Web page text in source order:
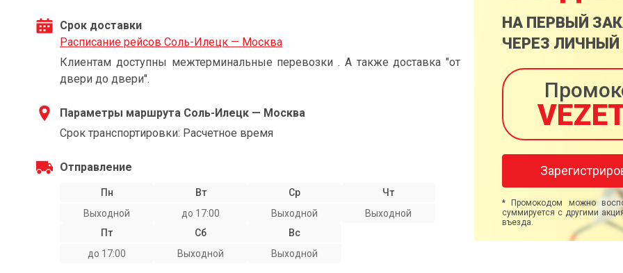
Срок доставки
Расписание рейсов Соль-Илецк — Москва
Клиентам доступны межтерминальные перевозки . А также доставка "от
двери до двери".
Параметры маршрута Соль-Илецк — Москва
Срок транспортировки: Расчетное время
Отправление
Пн
Выходной
Вт
до 17:00
Ср
Выходной
Чт
Выходной
Пт
до 17:00
Сб
Выходной
Вс
Выходной
НА ПЕРВЫЙ
ЧЕРЕЗ ЛИЧНЫЙ
* Промокодом можно
суммируется с другими
въезда.